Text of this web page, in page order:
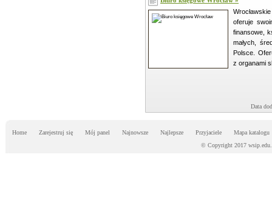
oferuje
finansowe,
małych,
Polsce.
z organami
Data
Home Zarejestruj się Mój panel Najnowsze Najlepsze Przyjaciele
Mapa katalogu
© Copyright 2017